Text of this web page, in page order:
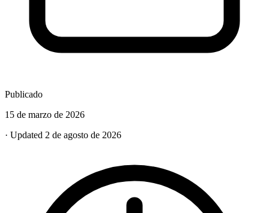
Publicado
15 de marzo de 2026
· Updated 2 de agosto de 2026